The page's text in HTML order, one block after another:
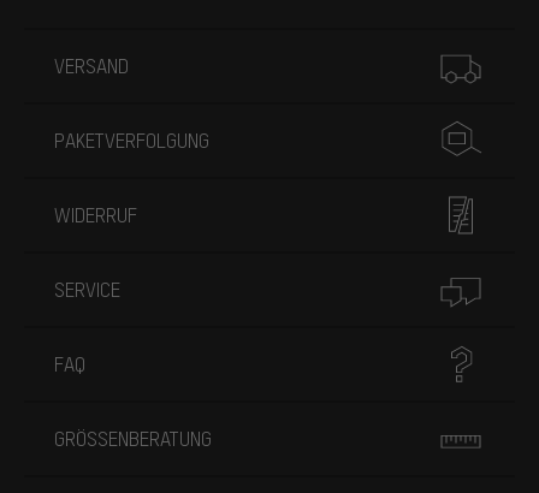
VERSAND
PAKETVERFOLGUNG
WIDERRUF
SERVICE
FAQ
GRÖSSENBERATUNG